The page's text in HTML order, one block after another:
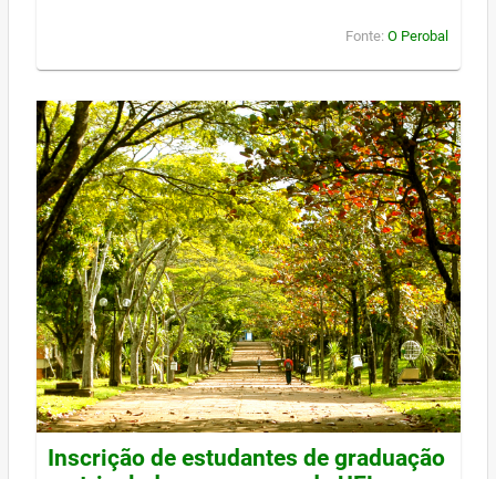
Fonte: O Perobal
Inscrição de estudantes de graduação